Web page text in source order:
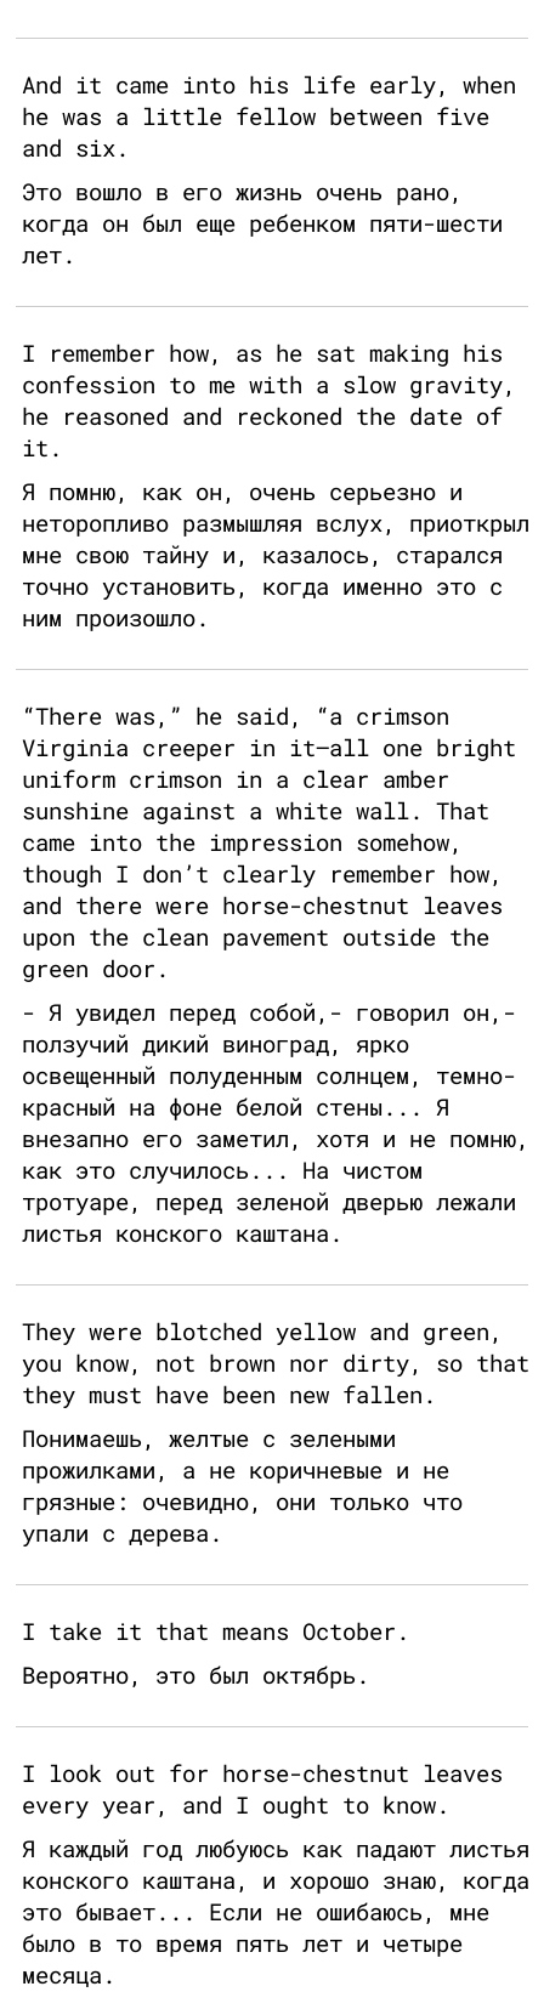
And it came into his life early, when
he was a little fellow between five
and six.
Это вошло в его жизнь очень рано,
когда он был еще ребенком пяти-шести
лет.
I remember how, as he sat making his
confession to me with a slow gravity,
he reasoned and reckoned the date of
it.
Я помню, как он, очень серьезно и
неторопливо размышляя вслух, приоткрыл
мне свою тайну и, казалось, старался
точно установить, когда именно это с
ним произошло.
“There was,” he said, “a crimson
Virginia creeper in it—all one bright
uniform crimson in a clear amber
sunshine against a white wall. That
came into the impression somehow,
though I don’t clearly remember how,
and there were horse-chestnut leaves
upon the clean pavement outside the
green door.
- Я увидел перед собой,- говорил он,-
ползучий дикий виноград, ярко
освещенный полуденным солнцем, темно-
красный на фоне белой стены... Я
внезапно его заметил, хотя и не помню,
как это случилось... На чистом
тротуаре, перед зеленой дверью лежали
листья конского каштана.
They were blotched yellow and green,
you know, not brown nor dirty, so that
they must have been new fallen.
Понимаешь, желтые с зелеными
прожилками, а не коричневые и не
грязные: очевидно, они только что
упали с дерева.
I take it that means October.
Вероятно, это был октябрь.
I look out for horse-chestnut leaves
every year, and I ought to know.
Я каждый год любуюсь как падают листья
конского каштана, и хорошо знаю, когда
это бывает... Если не ошибаюсь, мне
было в то время пять лет и четыре
месяца.